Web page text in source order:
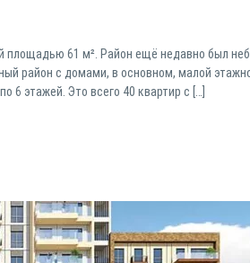
площадью 61 м². Район ещё недавно был
район с домами, в основном, малой
6 этажей. Это всего 40 квартир с […]